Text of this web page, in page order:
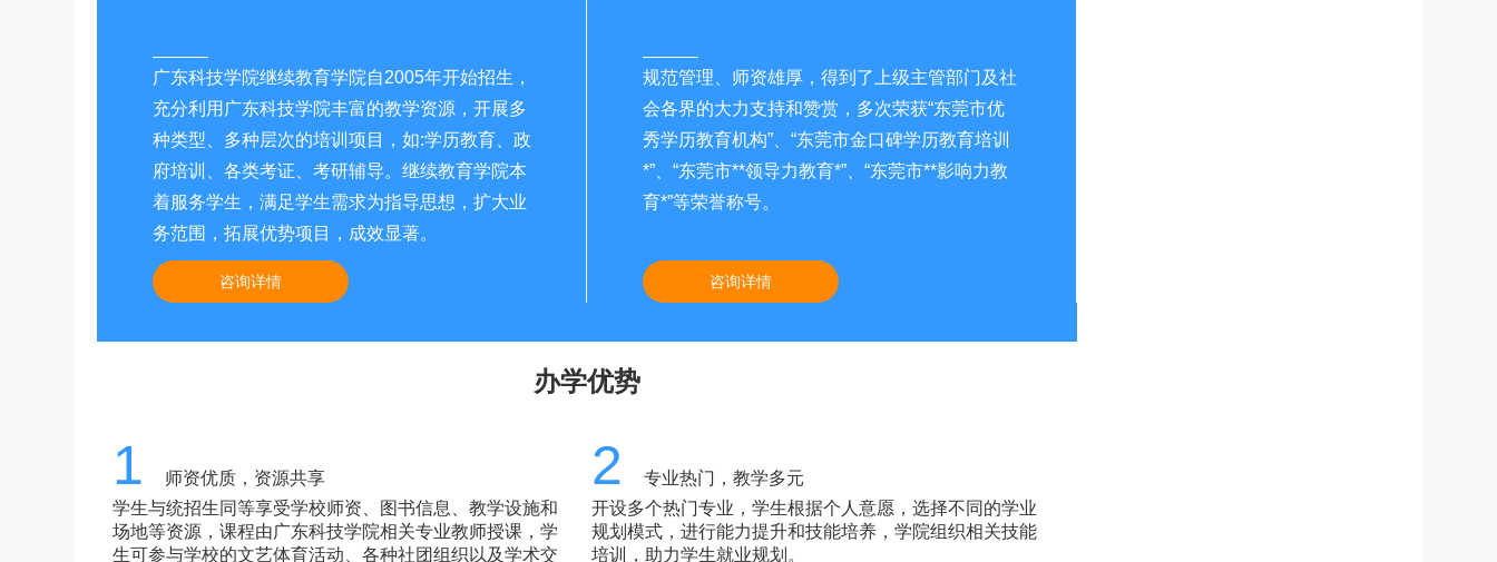
广东科技学院继续教育学院自2005年开始招生，
充分利用广东科技学院丰富的教学资源，开展多
种类型、多种层次的培训项目，如:学历教育、政
府培训、各类考证、考研辅导。继续教育学院本
着服务学生，满足学生需求为指导思想，扩大业
务范围，拓展优势项目，成效显著。
咨询详情
规范管理、师资雄厚，得到了上级主管部门及社
会各界的大力支持和赞赏，多次荣获“东莞市优
秀学历教育机构”、“东莞市金口碑学历教育培训
*”、“东莞市**领导力教育*”、“东莞市**影响力教
育*”等荣誉称号。
咨询详情
办学优势
1
师资优质，资源共享
学生与统招生同等享受学校师资、图书信息、教学设施和
场地等资源，课程由广东科技学院相关专业教师授课，学
生可参与学校的文艺体育活动、各种社团组织以及学术交
2
专业热门，教学多元
开设多个热门专业，学生根据个人意愿，选择不同的学业
规划模式，进行能力提升和技能培养，学院组织相关技能
培训，助力学生就业规划。